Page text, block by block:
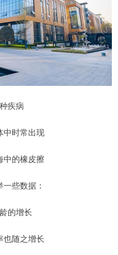
疾病
中时常出现
中的橡皮擦
些数据：
的增长
也随之增长